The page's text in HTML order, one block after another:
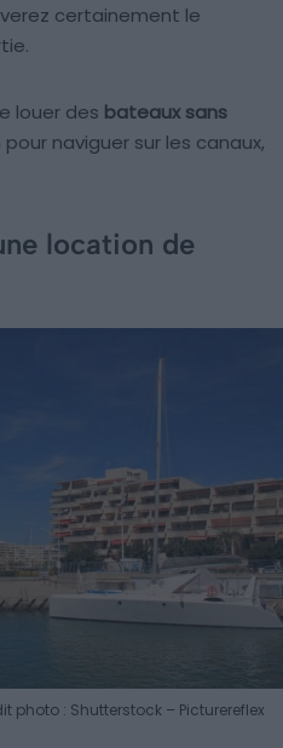
certainement le
louer des bateaux sans
naviguer sur les canaux,
location de
photo : Shutterstock – Picturereflex